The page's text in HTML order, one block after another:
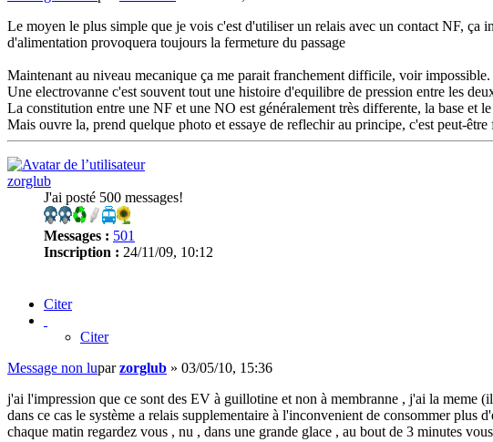
Le moyen le plus simple que je vois c'est d'utiliser un relais avec un contact NF, ça
d'alimentation provoquera toujours la fermeture du passage
Maintenant au niveau mecanique ça me parait franchement difficile, voir impossible.
Une electrovanne c'est souvent tout une histoire d'equilibre de pression entre les
La constitution entre une NF et une NO est généralement très differente, la base et
Mais ouvre la, prend quelque photo et essaye de reflechir au principe, c'est peut-être
zorglub
J'ai posté 500 messages!
Messages : 501
Inscription : 24/11/09, 10:12
Citer
Citer
Message non luparzorglub » 03/05/10, 15:36
j'ai l'impression que ce sont des EV à guillotine et non à membranne , j'ai la meme
dans ce cas le système a relais supplementaire à l'inconvenient de consommer plus
chaque matin regardez vous , nu , dans une grande glace , au bout de 3 minutes